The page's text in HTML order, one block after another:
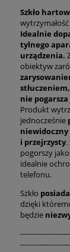
Szkło
Idealnie
tylnego
urządzenia.
obiektyw
stłuczeniem,
nie
Produkt
jednocześnie
i przejrzysty.
pogorszy
idealnie
telefonu.
Szkło
dzięki
będzie